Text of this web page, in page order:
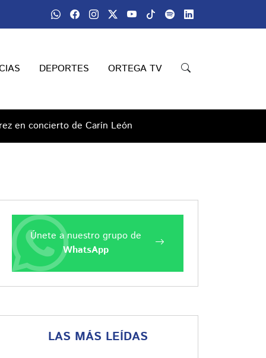
DEPORTES ORTEGA TV
en concierto de Carín León
Únete a nuestro grupo de
WhatsApp
LAS MÁS LEÍDAS